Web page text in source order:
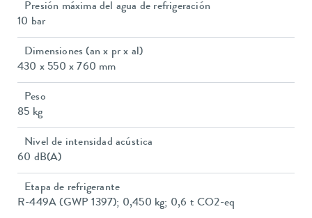
Presión máxima del agua de refrigeración
10 bar
Dimensiones (an x pr x al)
430 x 550 x 760 mm
Peso
85 kg
Nivel de intensidad acústica
60 dB(A)
Etapa de refrigerante
R-449A (GWP 1397); 0,450 kg; 0,6 t CO2-eq